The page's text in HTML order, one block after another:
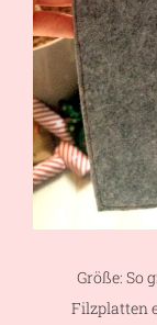
Größe: So
Filzplatten